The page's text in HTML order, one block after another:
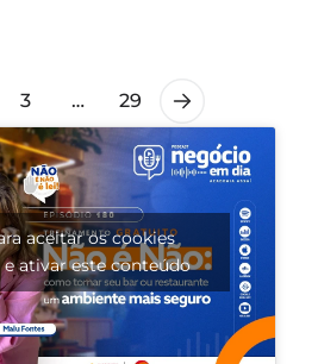
3 … 29
aceitar os cookies
ativar este conteúdo